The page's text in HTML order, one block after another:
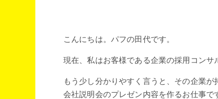
こんにちは。パフの田代です。
現在、私はお客様である企業の採用コンサ
もう少し分かりやすく言うと、その企業
会社説明会のプレゼン内容を作るお仕事で